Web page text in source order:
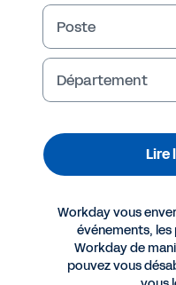
Poste
Département
Lire
Workday vous
événements,
Workday de
pouvez vous